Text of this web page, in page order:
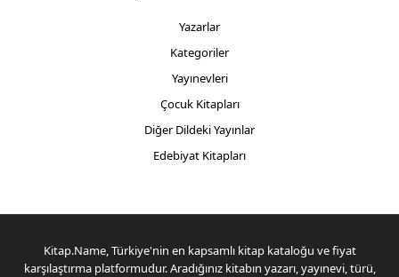
Yazarlar
Kategoriler
Yayınevleri
Çocuk Kitapları
Diğer Dildeki Yayınlar
Edebiyat Kitapları
Kitap.Name, Türkiye'nin en kapsamlı kitap kataloğu ve fiyat
karşılaştırma platformudur. Aradığınız kitabın yazarı, yayınevi, türü,